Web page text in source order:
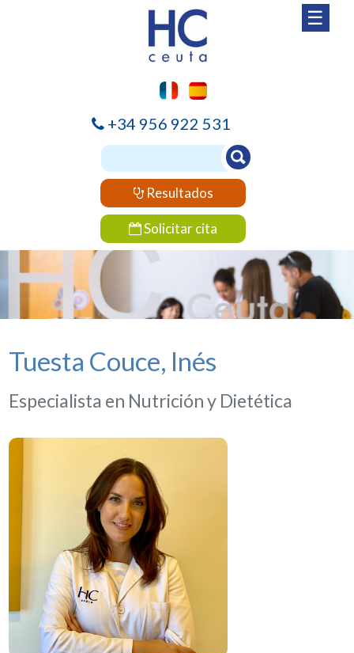
☰
+34 956 922 531
Resultados
Solicitar cita
Tuesta Couce, Inés
Especialista en Nutrición y Dietética